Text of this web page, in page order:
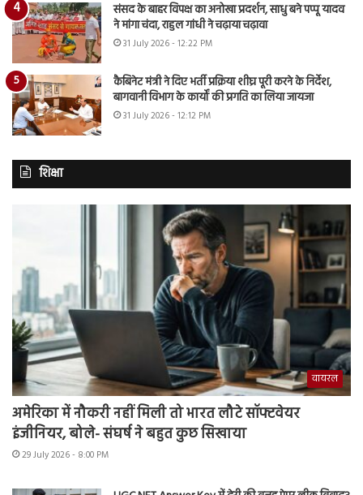
संसद के बाहर विपक्ष का अनोखा प्रदर्शन, साधु बने पप्पू यादव
ने मांगा चंदा, राहुल गांधी ने चढ़ाया चढ़ावा
31 July 2026 - 12:22 PM
कैबिनेट मंत्री ने दिए भर्ती प्रक्रिया शीघ्र पूरी करने के निर्देश,
बागवानी विभाग के कार्यों की प्रगति का लिया जायजा
31 July 2026 - 12:12 PM
शिक्षा
वायरल
अमेरिका में नौकरी नहीं मिली तो भारत लौटे सॉफ्टवेयर
इंजीनियर, बोले- संघर्ष ने बहुत कुछ सिखाया
29 July 2026 - 8:00 PM